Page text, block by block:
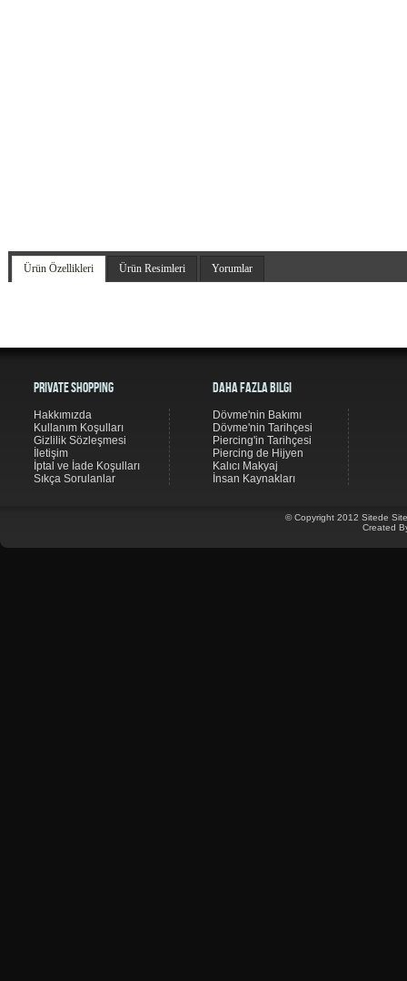
Ürün Özellikleri Ürün Resimleri Yorumlar
Private Shopping
Hakkımızda
Kullanım Koşulları
Gizlilik Sözleşmesi
İletişim
İptal ve İade Koşulları
Sıkça Sorulanlar
© Copyright 2012 Sitede
Created
Daha Fazla Bilgi
Dövme'nin Bakımı
Dövme'nin Tarihçesi
Piercing'in Tarihçesi
Piercing de Hijyen
Kalıcı Makyaj
İnsan Kaynakları